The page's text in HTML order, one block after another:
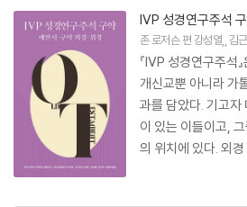
할 만한 일로, 아마도
는 독특한 점일 것이
학교나 신학교의 학
을 위한 매우 유용한
IVP 성경연구주석
외경&#183;위경
존 로저슨편강성열 김근주
『IVP 성경연구주석
개신교뿐 아니라 가
과를 담았다. 기고자
이 있는 이들이고,
의 위치에 있다. 외
두 개의 글, 위경에